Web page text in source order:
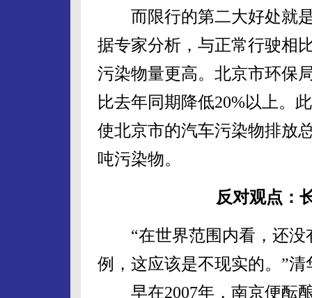
而限行的第二大好处就是
据专家分析，与正常行驶相
污染物量更高。北京市环保
比去年同期降低20%以上。
使北京市的汽车污染物排放
吨污染物。
反对观点：
“在世界范围内看，还没
例，这应该是不现实的。”
早在2007年，南京便酝酿